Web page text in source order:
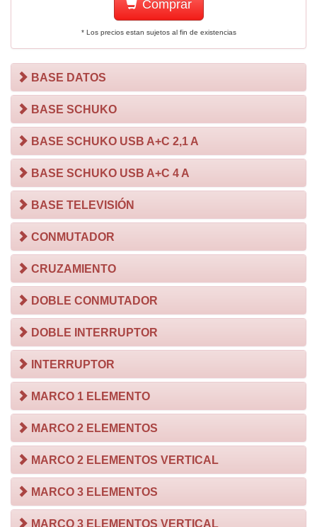
Comprar
* Los precios estan sujetos al fin de existencias
BASE DATOS
BASE SCHUKO
BASE SCHUKO USB A+C 2,1 A
BASE SCHUKO USB A+C 4 A
BASE TELEVISIÓN
CONMUTADOR
CRUZAMIENTO
DOBLE CONMUTADOR
DOBLE INTERRUPTOR
INTERRUPTOR
MARCO 1 ELEMENTO
MARCO 2 ELEMENTOS
MARCO 2 ELEMENTOS VERTICAL
MARCO 3 ELEMENTOS
MARCO 3 ELEMENTOS VERTICAL